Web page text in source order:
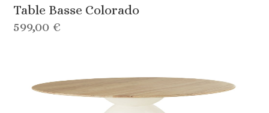
Table Basse Colorado
599,00 €